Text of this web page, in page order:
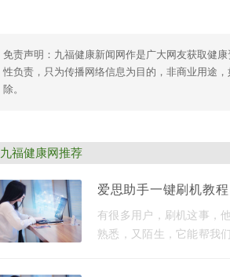
免责声明：九福健康新闻网作是广大网友获取健
性负责，只为传播网络信息为目的，非商业用途
除。
九福健康网推荐
爱思助手一键刷机教
全高效，极简操作
iPhone系统问题
有很多用户，刷机这事，
熟悉，又陌生，它能帮我们